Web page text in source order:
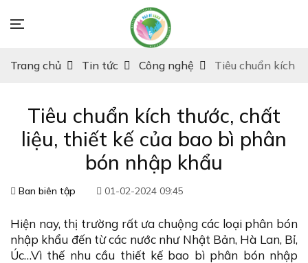
Trang chủ Tin tức Công nghệ Tiêu chuẩn kích
Tiêu chuẩn kích thước, chất
liệu, thiết kế của bao bì phân
bón nhập khẩu
Ban biên tập 01-02-2024 09:45
Hiện nay, thị trường rất ưa chuộng các loại phân bón
nhập khẩu đến từ các nước như Nhật Bản, Hà Lan, Bỉ,
Úc…Vì thế nhu cầu thiết kế bao bì phân bón nhập